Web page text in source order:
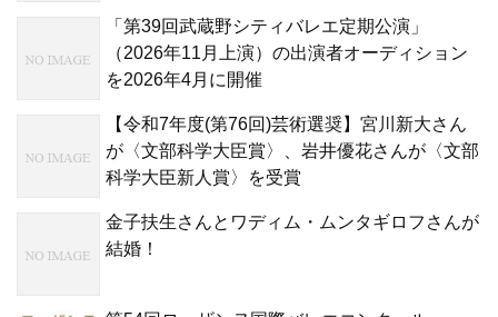
「第39回武蔵野シティバレエ定期公演」
（2026年11月上演）の出演者オーディション
を2026年4月に開催
【令和7年度(第76回)芸術選奨】宮川新大さん
が〈文部科学大臣賞〉、岩井優花さんが〈文部
科学大臣新人賞〉を受賞
金子扶生さんとワディム・ムンタギロフさんが
結婚！